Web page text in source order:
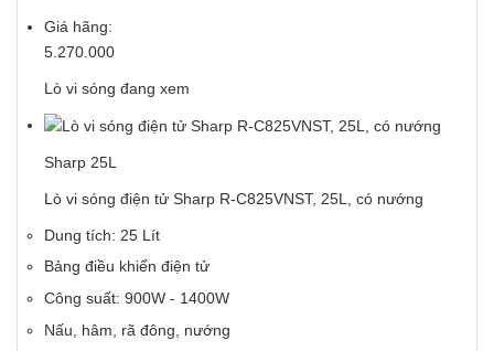
Giá hãng:
5.270.000
Lò vi sóng đang xem
Sharp 25L
Lò vi sóng điện tử Sharp R-C825VNST, 25L, có nướng
Dung tích: 25 Lít
Bảng điều khiển điện tử
Công suất: 900W - 1400W
Nấu, hâm, rã đông, nướng